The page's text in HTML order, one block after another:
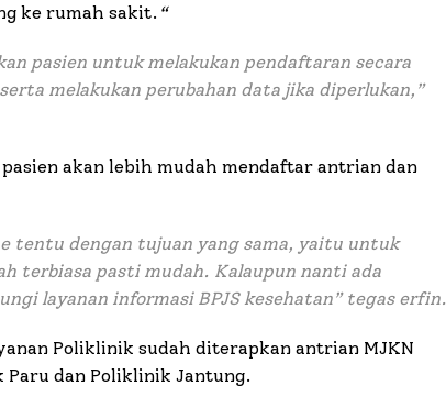
ke rumah sakit. “
pasien untuk melakukan pendaftaran secara
melakukan perubahan data jika diperlukan,”
akan lebih mudah mendaftar antrian dan
tentu dengan tujuan yang sama, yaitu untuk
terbiasa pasti mudah. Kalaupun nanti ada
layanan informasi BPJS kesehatan” tegas erfin.
Poliklinik sudah diterapkan antrian MJKN
dan Poliklinik Jantung.